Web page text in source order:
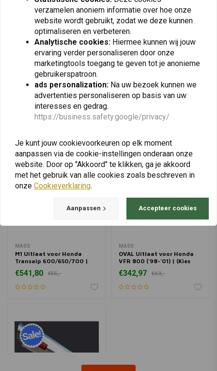
GP1 Uitlaat voor Honda
Africa Twin 750 | (Kies
Materiaal)
€303,21
MASS
GP1 Uitlaat voor Honda
NC 700/750/Integra |
(Kies Materiaal)
€303,21
View more
MASS
M1 Uitlaat voor Honda
Transalp 600/650/700 |
(Kies Materiaal)
€541,80 €55,-
MASS
OVAL Uitlaat voor Honda
VFR 800 ('98-'01) | (Kies
Materiaal)
€342,97 €63,-
verzamelen anoniem informatie over hoe onze
website wordt gebruikt, zodat we deze kunnen
optimaliseren en verbeteren.
Analytische cookies: Hiermee kunnen wij jouw
ervaring verder personaliseren door onze
marketingtools toegang te geven tot je anonieme
gebruikerspatroon.
ads personalization: Na uw bezoek kunnen we
advertenties personaliseren op basis van uw
interesses en gedrag.
https://business.safety.google/privacy/
Je kunt jouw cookievoorkeuren op elk moment
aanpassen via de cookie-instellingen onderaan onze
website. Door op "Akkoord" te klikken, ga je akkoord
met het gebruik van alle cookies zoals beschreven in
onze Cookieverklaring.
Aanpassen Accepteer cookies